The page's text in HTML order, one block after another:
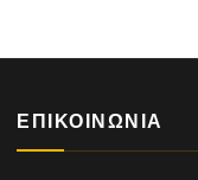
ΕΠΙΚΟΙΝΩΝΊΑ